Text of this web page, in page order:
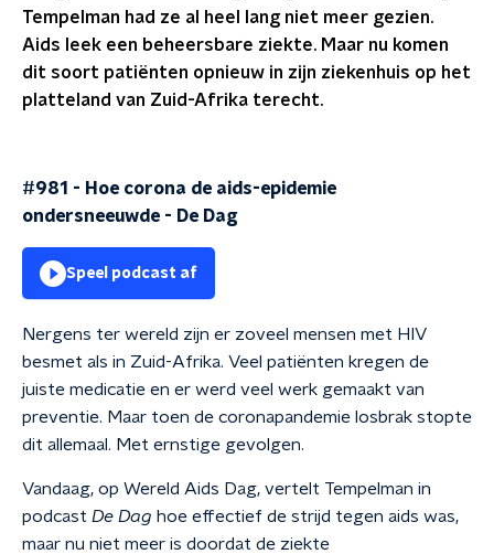
Tempelman had ze al heel lang niet meer gezien.
Aids leek een beheersbare ziekte. Maar nu komen
dit soort patiënten opnieuw in zijn ziekenhuis op het
platteland van Zuid-Afrika terecht.
#981 - Hoe corona de aids-epidemie
ondersneeuwde - De Dag
Speel podcast af
Nergens ter wereld zijn er zoveel mensen met HIV
besmet als in Zuid-Afrika. Veel patiënten kregen de
juiste medicatie en er werd veel werk gemaakt van
preventie. Maar toen de coronapandemie losbrak stopte
dit allemaal. Met ernstige gevolgen.
Vandaag, op Wereld Aids Dag, vertelt Tempelman in
podcast De Dag hoe effectief de strijd tegen aids was,
maar nu niet meer is doordat de ziekte